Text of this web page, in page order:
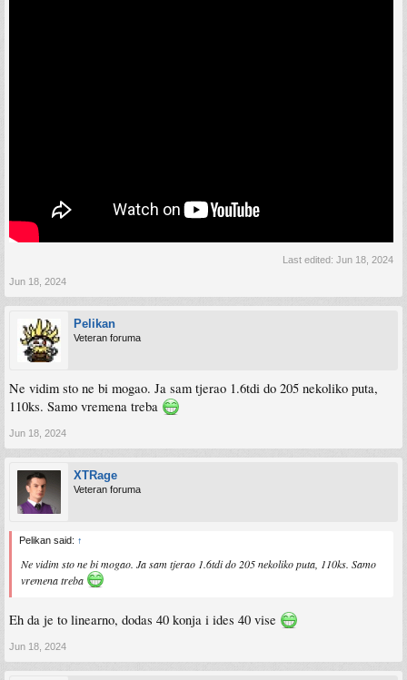
Last edited: Jun 18, 2024
Jun 18, 2024
Pelikan
Veteran foruma
Ne vidim sto ne bi mogao. Ja sam tjerao 1.6tdi do 205 nekoliko puta,
110ks. Samo vremena treba
Jun 18, 2024
XTRage
Veteran foruma
Pelikan said: ↑
Ne vidim sto ne bi mogao. Ja sam tjerao 1.6tdi do 205 nekoliko puta, 110ks. Samo
vremena treba
Eh da je to linearno, dodas 40 konja i ides 40 vise
Jun 18, 2024